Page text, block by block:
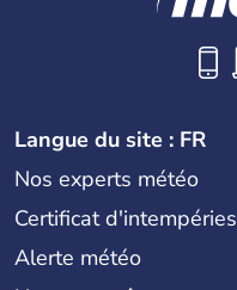
Langue du site : FR
Nos experts météo
Certificat d'intempéries
Alerte météo